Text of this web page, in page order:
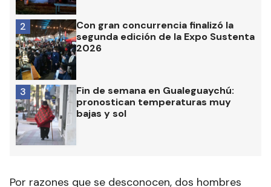
Con gran concurrencia finalizó la
segunda edición de la Expo Sustenta
2026
2
Fin de semana en Gualeguaychú:
pronostican temperaturas muy
bajas y sol
3
Por razones que se desconocen, dos hombres